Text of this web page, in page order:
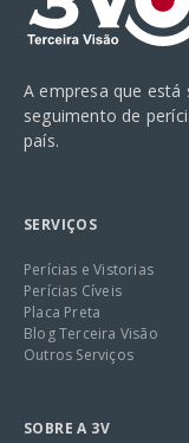
A empresa que
seguimento de
país.
SERVIÇOS
Perícias e Vistorias
Perícias Cíveis
Placa Preta
Blog Terceira Visão
Outros Serviços
SOBRE A 3V